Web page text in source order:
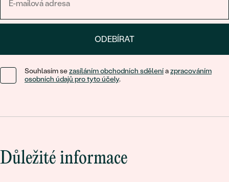
ODEBÍRAT
Souhlasím sezasíláním obchodních sděleníazpracováním
osobních údajů pro tyto účely.
Důležité informace